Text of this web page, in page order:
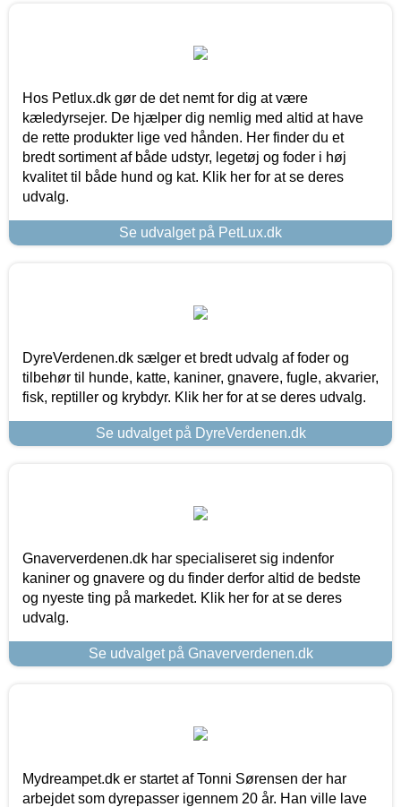
Hos Petlux.dk gør de det nemt for dig at være
kæledyrsejer. De hjælper dig nemlig med altid at have
de rette produkter lige ved hånden. Her finder du et
bredt sortiment af både udstyr, legetøj og foder i høj
kvalitet til både hund og kat. Klik her for at se deres
udvalg.
Se udvalget på PetLux.dk
DyreVerdenen.dk sælger et bredt udvalg af foder og
tilbehør til hunde, katte, kaniner, gnavere, fugle, akvarier,
fisk, reptiller og krybdyr. Klik her for at se deres udvalg.
Se udvalget på DyreVerdenen.dk
Gnaververdenen.dk har specialiseret sig indenfor
kaniner og gnavere og du finder derfor altid de bedste
og nyeste ting på markedet. Klik her for at se deres
udvalg.
Se udvalget på Gnaververdenen.dk
Mydreampet.dk er startet af Tonni Sørensen der har
arbejdet som dyrepasser igennem 20 år. Han ville lave